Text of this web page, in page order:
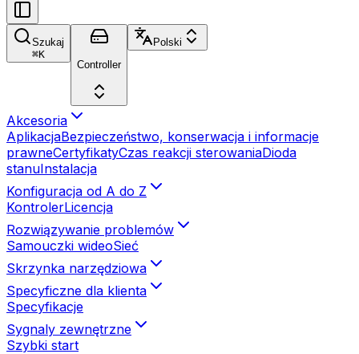
Szukaj
⌘K
Controller
Polski
Akcesoria
AplikacjaBezpieczeństwo, konserwacja i informacje
prawneCertyfikatyCzas reakcji sterowaniaDioda
stanuInstalacja
Konfiguracja od A do Z
KontrolerLicencja
Rozwiązywanie problemów
Samouczki wideoSieć
Skrzynka narzędziowa
Specyficzne dla klienta
Specyfikacje
Sygnaly zewnętrzne
Szybki start